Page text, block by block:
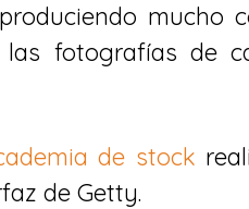
mucho
fotografías de
de stock
de Getty.